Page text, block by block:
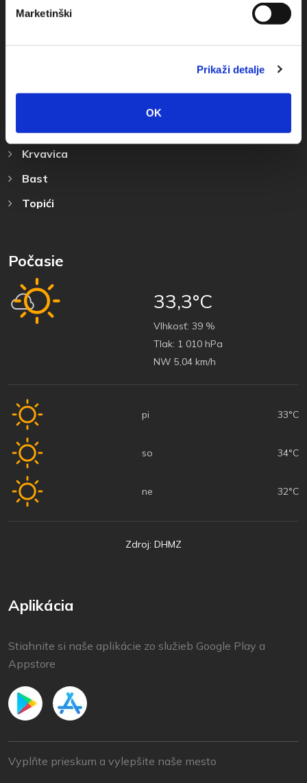
Marketinški
Prikaži detalje
OK
Destinácia
Krvavica
Bast
Topići
Počasie
33,3°C
Vlhkosť: 39 %
Tlak: 1 010 hPa
NW 5,04 km/h
pi 33°C
so 34°C
ne 32°C
Zdroj: DHMZ
Aplikácia
Stiahnite si naše aplikácie zo služieb Google Play a
Appstore
Vyplňte prieskum a vylepšite naše mesto